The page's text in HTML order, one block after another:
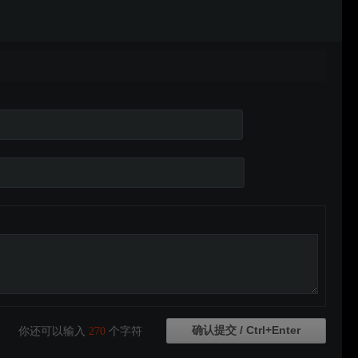
你还可以输入 270 个字符